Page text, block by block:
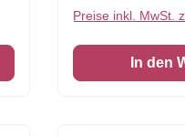
direkt auf sehr
auflösen kann.
Fondant,
Preise inkl. MwSt.
In den